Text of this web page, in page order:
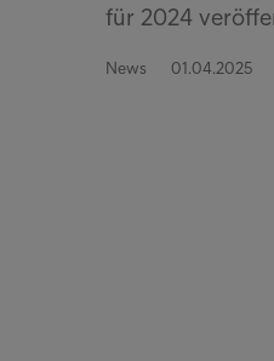
für 2024
News 01.04.2025